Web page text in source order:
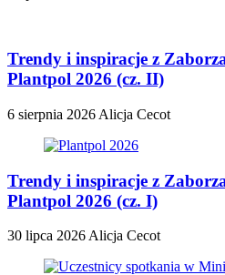
Trendy i inspiracje z
Plantpol 2026 (cz. II)
6 sierpnia 2026 Alicja Cecot
Trendy i inspiracje z
Plantpol 2026 (cz. I)
30 lipca 2026 Alicja Cecot